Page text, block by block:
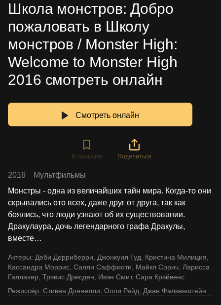
Школа монстров: Добро
пожаловать в Школу
монстров / Monster High:
Welcome to Monster High
2016 смотреть онлайн
Смотреть онлайн
В закладки Поделиться
2016
Мультфильмы
Монстры - одна из величайших тайн мира. Когда-то они
скрывались ото всех, даже друг от друга, так как
боялись, что люди узнают об их существовании.
Дракулаура, дочь легендарного графа Дракулы,
вместе…
Актеры: Деби Дерриберри, Джонкуил Гуд, Кристина Милиция,
Кассандра Моррис, Салли Саффиоти, Майкл Сорич, Ларисса
Галлахер, Трэвис Дресден, Ивэн Смит, Сара Крэйвенс
Режиссёр: Стивен Доннелли, Олли Рейд, Джан Фалкенштейн